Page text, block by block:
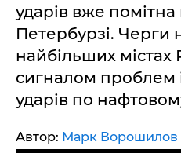
ударів вже
Петербурзі. Черги
найбільших містах
сигналом проблем
ударів по
Автор: Марк Ворошилов